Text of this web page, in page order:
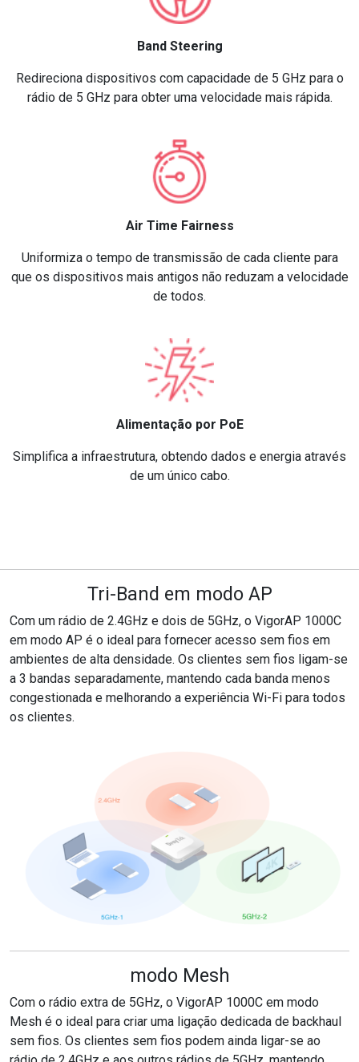
Band Steering
Redireciona dispositivos com capacidade de 5 GHz para o
rádio de 5 GHz para obter uma velocidade mais rápida.
Air Time Fairness
Uniformiza o tempo de transmissão de cada cliente para
que os dispositivos mais antigos não reduzam a velocidade
de todos.
Alimentação por PoE
Simplifica a infraestrutura, obtendo dados e energia através
de um único cabo.
Tri-Band em modo AP
Com um rádio de 2.4GHz e dois de 5GHz, o VigorAP 1000C
em modo AP é o ideal para fornecer acesso sem fios em
ambientes de alta densidade. Os clientes sem fios ligam-se
a 3 bandas separadamente, mantendo cada banda menos
congestionada e melhorando a experiência Wi-Fi para todos
os clientes.
modo Mesh
Com o rádio extra de 5GHz, o VigorAP 1000C em modo
Mesh é o ideal para criar uma ligação dedicada de backhaul
sem fios. Os clientes sem fios podem ainda ligar-se ao